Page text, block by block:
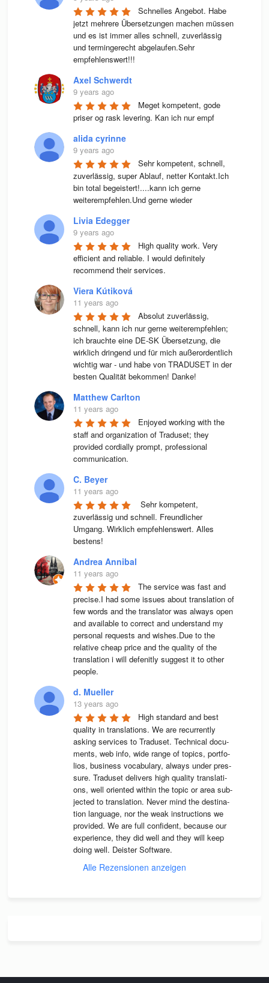
Schnelles Angebot. Habe
jetzt mehrere Übersetzungen machen müssen
und es ist immer alles schnell, zuverlässig
und termingerecht abgelaufen.Sehr
empfehlenswert!!!
Axel Schwerdt
9 years ago
Meget kompetent, gode
priser og rask levering. Kan ich nur empf
alida cyrinne
9 years ago
Sehr kompetent, schnell,
zuverlässig, super Ablauf, netter Kontakt.Ich
bin total begeistert!....kann ich gerne
weiterempfehlen.Und gerne wieder
Livia Edegger
9 years ago
High quality work. Very
efficient and reliable. I would definitely
recommend their services.
Viera Kútiková
11 years ago
Absolut zuverlässig,
schnell, kann ich nur gerne weiterempfehlen;
ich brauchte eine DE-SK Übersetzung, die
wirklich dringend und für mich außerordentlich
wichtig war - und habe von TRADUSET in der
besten Qualität bekommen! Danke!
Matthew Carlton
11 years ago
Enjoyed working with the
staff and organization of Traduset; they
provided cordially prompt, professional
communication.
C. Beyer
11 years ago
Sehr kompetent,
zuverlässig und schnell. Freundlicher
Umgang. Wirklich empfehlenswert. Alles
bestens!
Andrea Annibal
11 years ago
The service was fast and
precise.I had some issues about translation of
few words and the translator was always open
and available to correct and understand my
personal requests and wishes.Due to the
relative cheap price and the quality of the
translation i will defenitly suggest it to other
people.
d. Mueller
13 years ago
High stan­dard and best
qua­lity in trans­la­ti­ons. We are recur­rently
asking ser­vices to Tra­du­set. Tech­ni­cal docu­
ments, web info, wide range of topics, port­fo­
lios, busi­ness voca­bu­lary, always under pres­
sure. Tra­du­set deli­vers high qua­lity trans­la­ti­
ons, well ori­en­ted wit­hin the topic or area sub­
jec­ted to trans­la­tion. Never mind the desti­na­
tion lan­guage, nor the weak instruc­tions we
pro­vi­ded. We are full con­fi­dent, because our
expe­ri­ence, they did well and they will keep
doing well. Deis­ter Software.
Alle Rezensionen anzeigen